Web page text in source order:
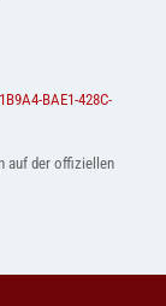
BAE1-428C-
auf der offiziellen